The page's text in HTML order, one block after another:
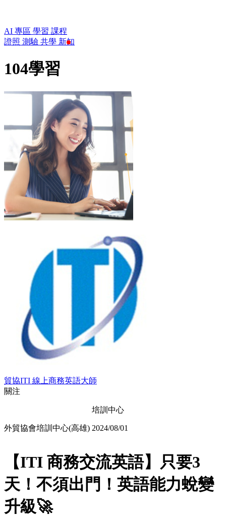
AI 專區 學習 課程
證照 測驗 共學 新知
104學習
貿協ITI 線上商務英語大師
關注
外貿協會培訓中心(高雄)
培訓中心
2024/08/01
【ITI 商務交流英語】只要3
天！不須出門！英語能力蛻變
升級🚀